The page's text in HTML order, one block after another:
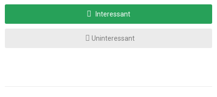
Interessant
Uninteressant